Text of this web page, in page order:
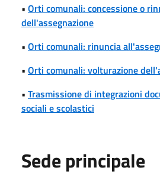
• Orti comunali: concessione o
dell'assegnazione
• Orti comunali: rinuncia
• Orti comunali: volturazione
• Trasmissione di integrazioni
sociali e scolastici
Sede principale